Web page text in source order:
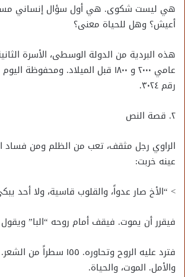
هي ليست شكوى. هي أول سؤال إنساني
أعيش؟ وهل للحياة معنى؟
هذه البردية من الدولة الوسطى، الأسرة
عامي ٢٠٠٠ و ١٨٠٠ قبل الميلاد.
رقم ٣٠٢٤.
٢. قصة النص
الراوي رجل مثقف، تعب من الظلم ومن فساد
عينه خربت:
> “الأخ صار عدواً، والقلوب قاسية، ولا أحد
فيقرر أن يموت. فيقف أمام روحه “البا”
فترد عليه الروح وتحاوره.
والأمل. الموت، والحياة.